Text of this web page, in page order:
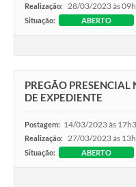
Realização: 28/03/2023 às
Situação: ABERTO
PREGÃO
DE EXPEDIENTE
Postagem: 14/03/2023 às
Realização: 27/03/2023 às
Situação: ABERTO